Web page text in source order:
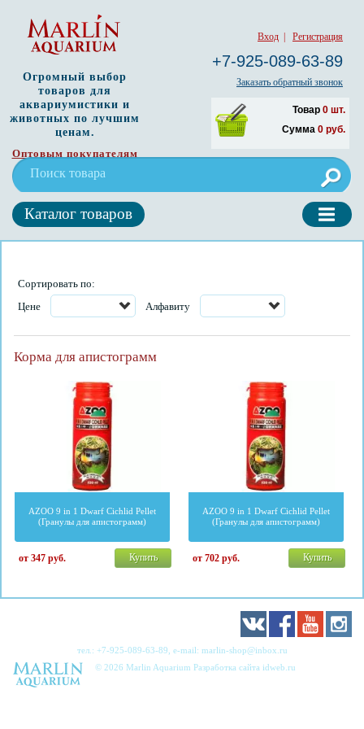
Вход Регистрация
+7-925-089-63-89
Заказать обратный звонок
Товар 0 шт.
Сумма 0 руб.
Огромный выбор
товаров для
аквариумистики и
животных по лучшим
ценам.
Оптовым покупателям
Каталог товаров
Сортировать по:
Цене
Алфавиту
Корма для апистограмм
AZOO 9 in 1 Dwarf Cichlid Pellet
(Гранулы для апистограмм)
от 347 руб. Купить
AZOO 9 in 1 Dwarf Cichlid Pellet
(Гранулы для апистограмм)
от 702 руб. Купить
тел.: +7-925-089-63-89 , e-mail: marlin-shop@inbox.ru
© 2026 Marlin Aquarium Разработка сайта idweb.ru